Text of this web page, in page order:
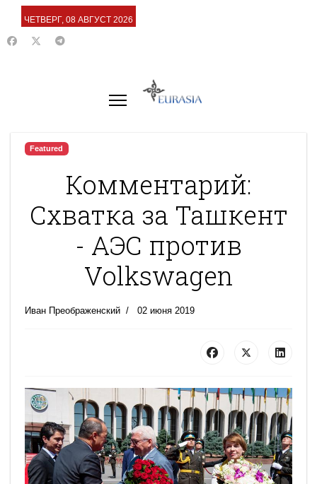
ЧЕТВЕРГ, 08 АВГУСТ 2026
Featured
Комментарий:
Схватка за Ташкент
- АЭС против
Volkswagen
Иван Преображенский 02 июня 2019